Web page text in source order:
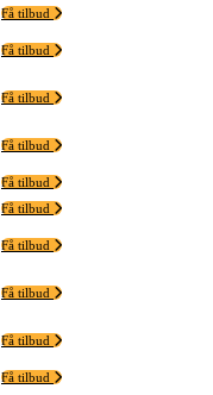
Få tilbud
Få tilbud
Få tilbud
Få tilbud
Få tilbud
Få tilbud
Få tilbud
Få tilbud
Få tilbud
Få tilbud